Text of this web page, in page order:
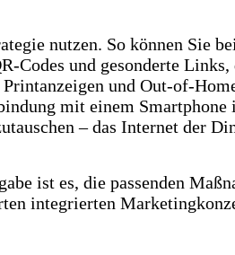
nutzen. So können Sie
und gesonderte Links,
und Out-of-
mit einem
– das Internet der
ist es, die passenden
integrierten